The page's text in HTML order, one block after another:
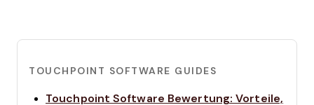
TOUCHPOINT SOFTWARE GUIDES
Touchpoint Software Bewertung: Vorteile,